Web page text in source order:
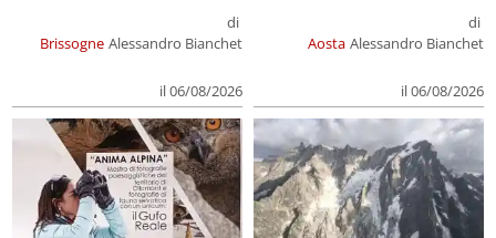
Brissogne
di
Alessandro Bianchet
il 06/08/2026
Aosta
di
Alessandro Bianchet
il 06/08/2026